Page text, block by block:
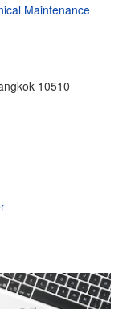
Maintenance
10510